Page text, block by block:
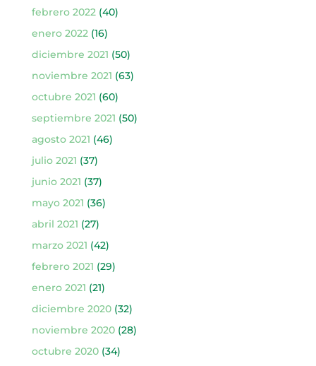
febrero 2022(40)
enero 2022(16)
diciembre 2021 (50)
noviembre 2021 (63)
octubre 2021 (60)
septiembre 2021 (50)
agosto 2021 (46)
julio 2021 (37)
junio 2021 (37)
mayo 2021 (36)
abril 2021 (27)
marzo 2021 (42)
febrero 2021 (29)
enero 2021 (21)
diciembre 2020(32)
noviembre 2020(28)
octubre 2020(34)